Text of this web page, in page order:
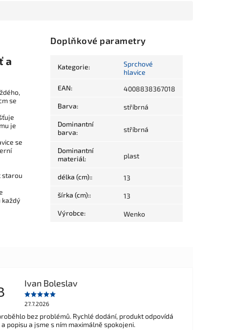
a
se
je
se
starou
každý
Doplňkové parametry
Kategorie:
Sprchové
hlavice
EAN: 4008838367018
Barva: stříbrná
Dominantní
barva: stříbrná
Dominantní
materiál: plast
délka (cm):: 13
šírka (cm):: 13
Výrobce: Wenko
Ivan Boleslav
27.7.2026
bez problémů. Rychlé dodání, produkt odpovídá
popisu a jsme s ním maximálně spokojeni.